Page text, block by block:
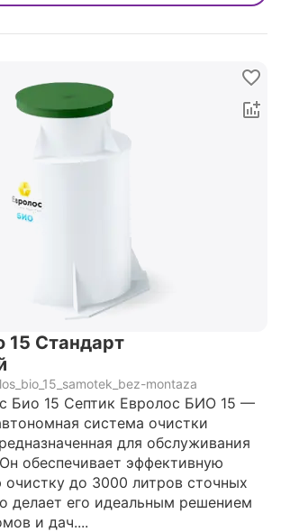
15 Стандарт
montaza
Био 15 Cептик Евролос БИО 15 —
система очистки
для обслуживания
обеспечивает эффективную
очистку до 3000 литров сточных
делает его идеальным решением
и дач.​...